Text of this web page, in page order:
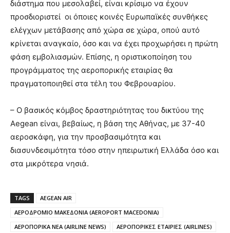
διάστημα που μεσολαβεί, είναι κρίσιμο να έχουν
προσδιοριστεί οι όποιες κοινές Ευρωπαϊκές συνθήκες
ελέγχων μετάβασης από χώρα σε χώρα, οπού αυτό
κρίνεται αναγκαίο, όσο και να έχει προχωρήσει η πρώτη
φάση εμβολιασμών. Επίσης, η οριστικοποίηση του
προγράμματος της αεροπορικής εταιρίας θα
πραγματοποιηθεί στα τέλη του Φεβρουαρίου.
– Ο βασικός κόμβος δραστηριότητας του δικτύου της
Aegean είναι, βεβαίως, η βάση της Αθήνας, με 37-40
αεροσκάφη, για την προσβασιμότητα και
διασυνδεσιμότητα τόσο στην ηπειρωτική Ελλάδα όσο και
στα μικρότερα νησιά.
TAGS
AEGEAN AIR
ΑΕΡΟΔΡΟΜΙΟ ΜΑΚΕΔΟΝΙΑ (AEROPORT MACEDONIA)
ΑΕΡΟΠΟΡΙΚΑ ΝΕΑ (AIRLINE NEWS)
ΑΕΡΟΠΟΡΙΚΕΣ ΕΤΑΙΡΙΕΣ (AIRLINES)